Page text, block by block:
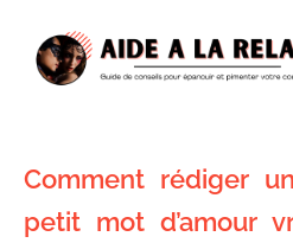
Comment rédiger
petit mot d’amour